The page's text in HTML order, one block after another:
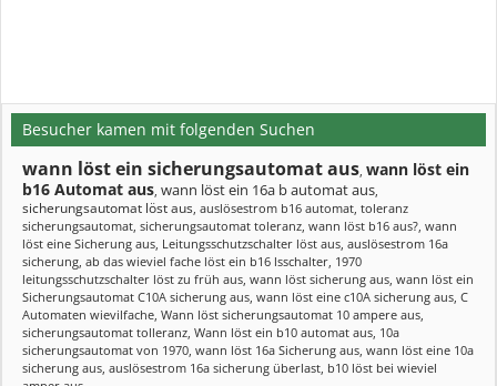
Besucher kamen mit folgenden Suchen
wann löst ein sicherungsautomat aus, wann löst ein
b16 Automat aus, wann löst ein 16a b automat aus,
sicherungsautomat löst aus, auslösestrom b16 automat, toleranz
sicherungsautomat, sicherungsautomat toleranz, wann löst b16 aus?, wann
löst eine Sicherung aus, Leitungsschutzschalter löst aus, auslösestrom 16a
sicherung, ab das wieviel fache löst ein b16 lsschalter, 1970
leitungsschutzschalter löst zu früh aus, wann löst sicherung aus, wann löst ein
Sicherungsautomat C10A sicherung aus, wann löst eine c10A sicherung aus, C
Automaten wievilfache, Wann löst sicherungsautomat 10 ampere aus,
sicherungsautomat tolleranz, Wann löst ein b10 automat aus, 10a
sicherungsautomat von 1970, wann löst 16a Sicherung aus, wann löst eine 10a
sicherung aus, auslösestrom 16a sicherung überlast, b10 löst bei wieviel